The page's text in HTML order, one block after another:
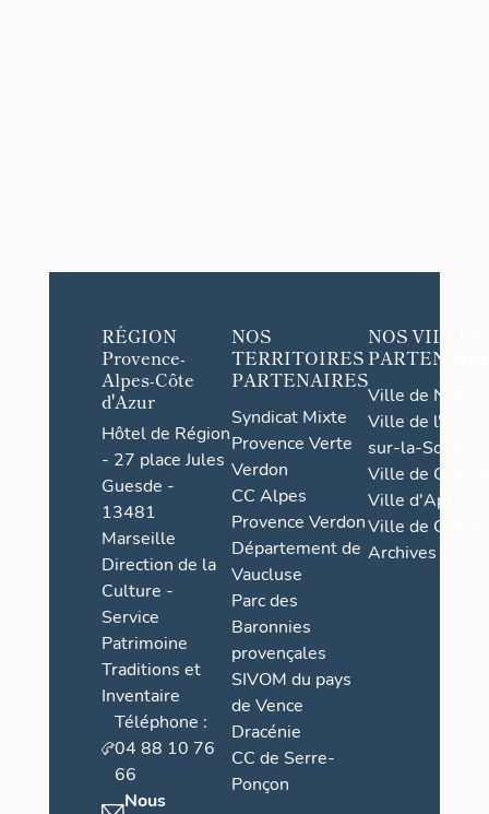
RÉGION
Provence-
Alpes-Côte
d'Azur
Hôtel de Région
- 27 place Jules
Guesde -
13481
Marseille
Direction de la
Culture -
Service
Patrimoine
Traditions et
Inventaire
Téléphone :
04 88 10 76
66
Nous
NOS
TERRITOIRES
PARTENAIRES
Syndicat Mixte
Provence Verte
Verdon
CC Alpes
Provence Verdon
Département de
Vaucluse
Parc des
Baronnies
provençales
SIVOM du pays
de Vence
Dracénie
CC de Serre-
Ponçon
NOS VILLES
Ville de Nice
Ville de l'Isle-
sur-la-Sorgue
Ville de Grasse
Ville d'Apt
Ville de
Archives